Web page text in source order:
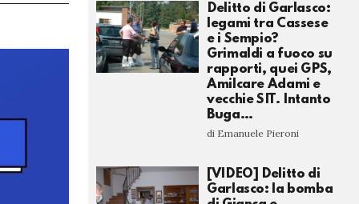
Delitto di Garlasco:
legami tra Cassese
e i Sempio?
Grimaldi a fuoco su
rapporti, quei GPS,
Amilcare Adami e
vecchie SIT. Intanto
Buga…
di Emanuele Pieroni
[VIDEO] Delitto di
Garlasco: la bomba